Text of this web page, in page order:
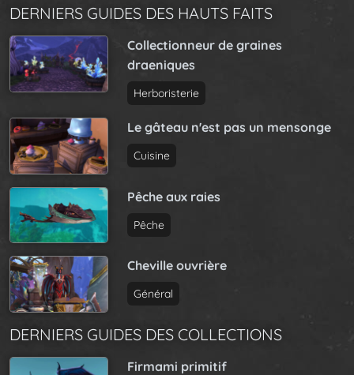
n
v
i
g
t
i
o
n
e
P
e
DERNIERS GUIDES DES HAUTS FAITS
Collectionneur de graines
draeniques
Herboristerie
Le gâteau n'est pas un mensonge
Cuisine
Pêche aux raies
Pêche
Cheville ouvrière
Général
DERNIERS GUIDES DES COLLECTIONS
Firmami primitif